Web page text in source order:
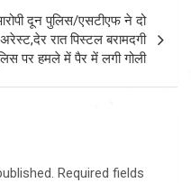
दून पुलिस/एसटीएफ ने दो
रात पिस्टल बरामदगी
पर हमले में पैर में लगी गोली
Required fields